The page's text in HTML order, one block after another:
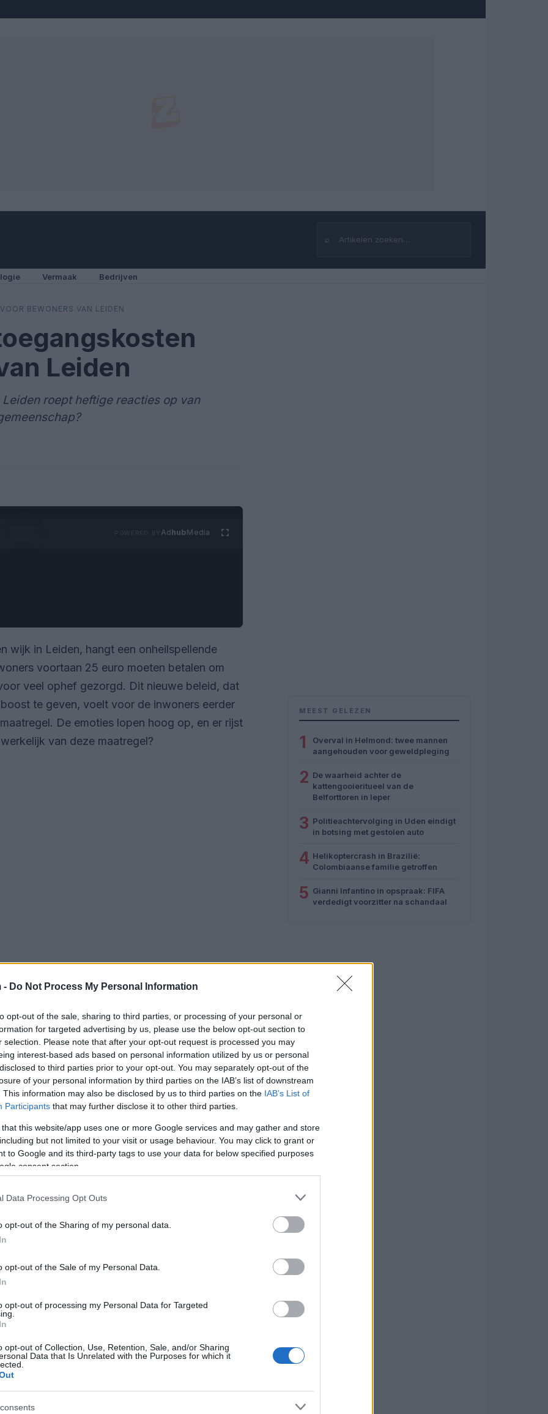
- Do Not Process My Personal Information
opt-out of the sale, sharing to third parties, or processing of your personal or
for targeted advertising by us, please use the below opt-out section to
selection. Please note that after your opt-out request is processed you may
interest-based ads based on personal information utilized by us or personal
to third parties prior to your opt-out. You may separately opt-out of the
of your personal information by third parties on the IAB’s list of downstream
This information may also be disclosed by us to third parties on the IAB’s List of
Participants that may further disclose it to other third parties.
that this website/app uses one or more Google services and may gather and store
but not limited to your visit or usage behaviour. You may click to grant or
to Google and its third-party tags to use your data for below specified purposes
consent section.
Data Processing Opt Outs
opt-out of the Sharing of my personal data.
opt-out of the Sale of my Personal Data.
opt-out of processing my Personal Data for Targeted
opt-out of Collection, Use, Retention, Sale, and/or Sharing
Data that Is Unrelated with the Purposes for which it
⌕
Zoeken
Vermaak Bedrijven
BEWONERS VAN LEIDEN
Leiden
roept heftige reacties op van
AdhubMedia
wijk in Leiden, hangt een onheilspellende
voortaan 25 euro moeten betalen om
veel ophef gezorgd. Dit nieuwe beleid, dat
te geven, voelt voor de inwoners eerder
De emoties lopen hoog op, en er rijst
van deze maatregel?
is niet zomaar uit de lucht komen vallen.
van economische en sociale factoren.
manieren om hun inkomsten te
van de wijk te behouden. Maar achter
werkelijkheid: de bewoners voelen zich niet
gemeenschap waar saamhorigheid hoog in
waarden op het spel staan. De onvrede
wordt steeds luider.
gezet?
willekeurige maatregel. Lokale overheden
de haalbaarheid en impact van dergelijke
zijn bedoeld om de infrastructuur te
het voor veel bewoners als een inbreuk op
deze maatregel vereist een robuust
kunnen aantonen dat ze daadwerkelijk in
met zich mee, zoals privacykwesties en
en de tijd zal ons leren of deze maatregel
en traditie
MEEST GELEZEN
1
Overval in Helmond: twee mannen
aangehouden voor geweldpleging
2 De waarheid achter de
kattengooieritueel van de
Belforttoren in Ieper
3 Politieachtervolging in Uden eindigt
in botsing met gestolen auto
4 Helikoptercrash in Brazilië:
Colombiaanse familie getroffen
5 Gianni Infantino in opspraak: FIFA
verdedigt voorzitter na schandaal